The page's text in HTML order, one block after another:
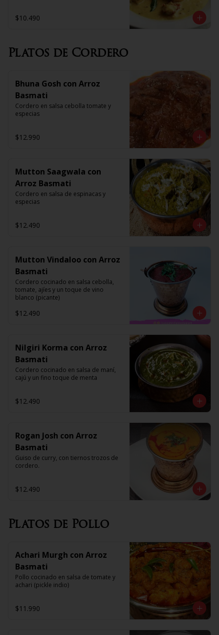
$10.490
Platos de Cordero
Bhuna Gosh con Arroz
Basmati
Cordero en salsa cebolla tomate y
especias
$12.990
Mutton Saagwala con
Arroz Basmati
Cordero en salsa de espinacas y
especias
$12.490
Mutton Vindaloo con Arroz
Basmati
Cordero cocinado en salsa cebolla,
tomate, ajíes y un toque de vino
blanco (picante)
$12.490
Nilgiri Korma con Arroz
Basmati
Cordero cocinado en salsa de maní,
cajú y un fino toque de menta
$12.490
Rogan Josh con Arroz
Basmati
Guiso de curry, con tiernos trozos de
cordero.
$12.490
Platos de Pollo
Achari Murgh con Arroz
Basmati
Pollo cocinado en salsa de tomate y
achari (pickle indio)
$11.990